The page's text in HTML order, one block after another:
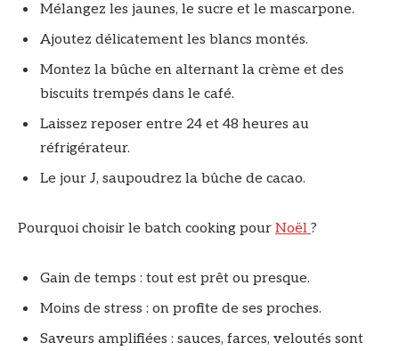
Mélangez les jaunes, le sucre et le mascarpone.
Ajoutez délicatement les blancs montés.
Montez la bûche en alternant la crème et des
biscuits trempés dans le café.
Laissez reposer entre 24 et 48 heures au
réfrigérateur.
Le jour J, saupoudrez la bûche de cacao.
Pourquoi choisir le batch cooking pour Noël ?
Gain de temps : tout est prêt ou presque.
Moins de stress : on profite de ses proches.
Saveurs amplifiées : sauces, farces, veloutés sont